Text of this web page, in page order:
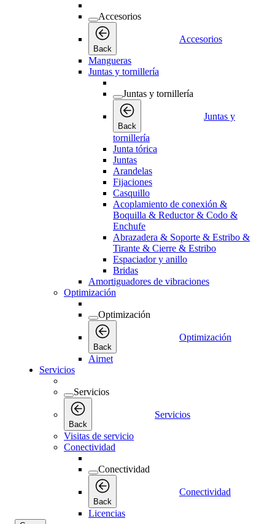
Accesorios
Back
Accesorios
Mangueras
Juntas y tornillería
Juntas y tornillería
Back
Juntas y
tornillería
Junta tórica
Juntas
Arandelas
Fijaciones
Casquillo
Acoplamiento de conexión &
Boquilla & Reductor & Codo &
Enchufe
Abrazadera & Soporte & Estribo &
Tirante & Cierre & Estribo
Espaciador y anillo
Bridas
Amortiguadores de vibraciones
Optimización
Optimización
Back
Optimización
Airnet
Servicios
Servicios
Back
Servicios
Visitas de servicio
Conectividad
Conectividad
Back
Conectividad
Licencias